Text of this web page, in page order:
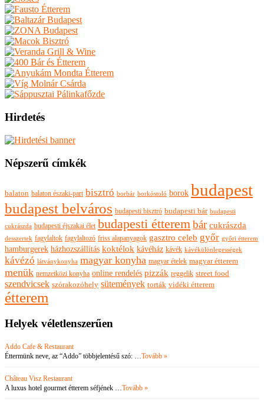
Hirdetés
Népszerű címkék
balaton balaton északi-part bisztró borbár borkóstoló borok budapest
budapest belváros budapesti bisztró budapesti bár budapesti
cukrászda budapesti éjszakai élet budapesti étterembár cukrászda
desszertek fagylaltok fagylaltozó friss alapanyagok gasztro celeb győr győri étterem
hamburgerek házhozszállítás koktélok kávéház kávék kávékülönlegességek
kávézó látványkonyha magyar konyha magyar ételek magyar étterem
menük nemzetközi konyha online rendelés pizzák reggelik street food
szendvicsek szórakozóhely sütemények torták vidéki étterem
étterem
Helyek véletlenszerűen
Addo Cafe & Restaurant
Éttermünk neve, az “Addo” többjelentésű szó: … Tovább »
Château Visz Restaurant
A luxus hotel gourmet étterem séfjének … Tovább »